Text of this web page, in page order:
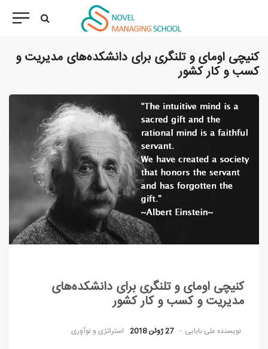
کنیچی اومای و تلنگری برای دانشکده‌های مدیریت و
کسب و کار کشور
کنیچی اومای و تلنگری برای دانشکده‌های
مدیریت و کسب و کار کشور
نویسنده علی بابایی 27 ژوئن 2018 استراتژی و نوآوری